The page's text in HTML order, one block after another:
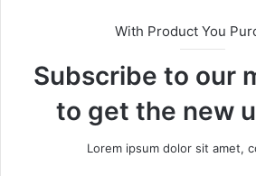
With Product You
Subscribe to our
to get the new
Lorem ipsum dolor sit amet,